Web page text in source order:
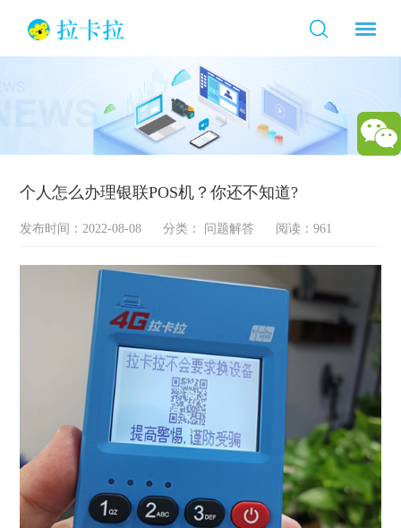
个人怎么办理银联POS机？你还不知道?
发布时间：2022-08-08 分类： 问题解答 阅读：961